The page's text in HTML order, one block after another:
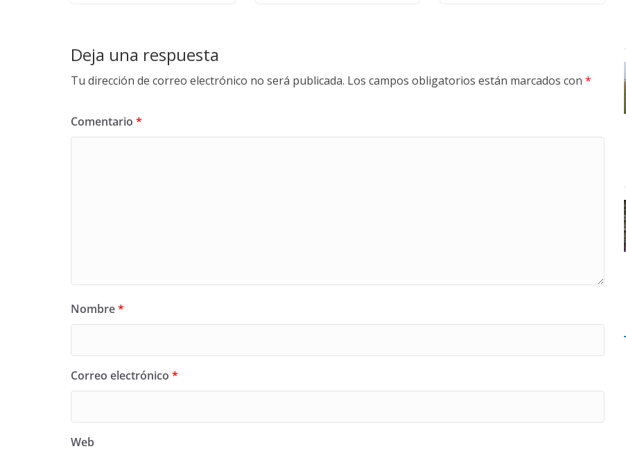
Deja una respuesta
Tu dirección de correo electrónico no será publicada. Los campos obligatorios están marcados con *
Comentario *
Nombre*
Correo electrónico *
Web